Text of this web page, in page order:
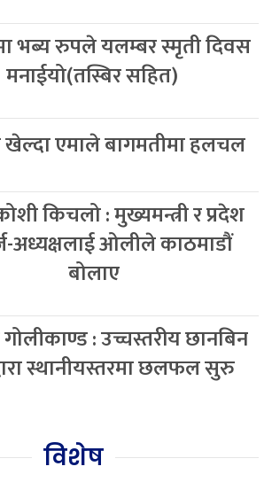
भब्य रुपले यलम्बर स्मृती दिवस
मनाईयो(तस्बिर सहित)
खेल्दा एमाले बागमतीमा हलचल
किचलो : मुख्यमन्त्री र प्रदेश
अध्यक्षलाई ओलीले काठमाडौं
बोलाए
: उच्चस्तरीय छानबिन
स्थानीयस्तरमा छलफल सुरु
विशेष